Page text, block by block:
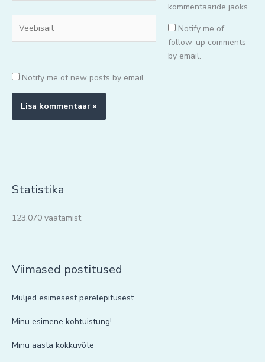
kommentaaride jaoks.
Notify me of
follow-up comments
by email.
Notify me of new posts by email.
Statistika
123,070 vaatamist
Viimased postitused
Muljed esimesest perelepitusest
Minu esimene kohtuistung!
Minu aasta kokkuvõte